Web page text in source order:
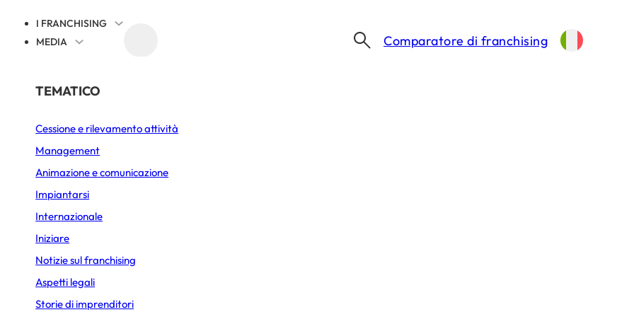
I FRANCHISING
PER SETTORE
Alimentazione
Bar Caffetteria
Bellezza e Benessere
Fast-Food
Immobiliare
Lavanderia
MEDIA
TEMATICO
Cessione e rilevamento attività
Management
Animazione e comunicazione
Impiantarsi
Internazionale
Iniziare
Notizie sul franchising
Aspetti legali
Storie di imprenditori
Comparatore di franchising
NOTIZIE SUL FRANCHISING
in Italia: apre a Bolzano, in
arrivo Milano
PUBBLICATO IL 6 LUGLIO 2026